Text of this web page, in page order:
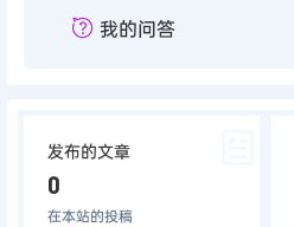
我的问答
发布的文章
0
在本站的投稿